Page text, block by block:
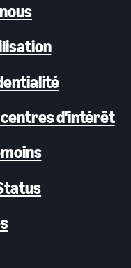
centres d'intérêt